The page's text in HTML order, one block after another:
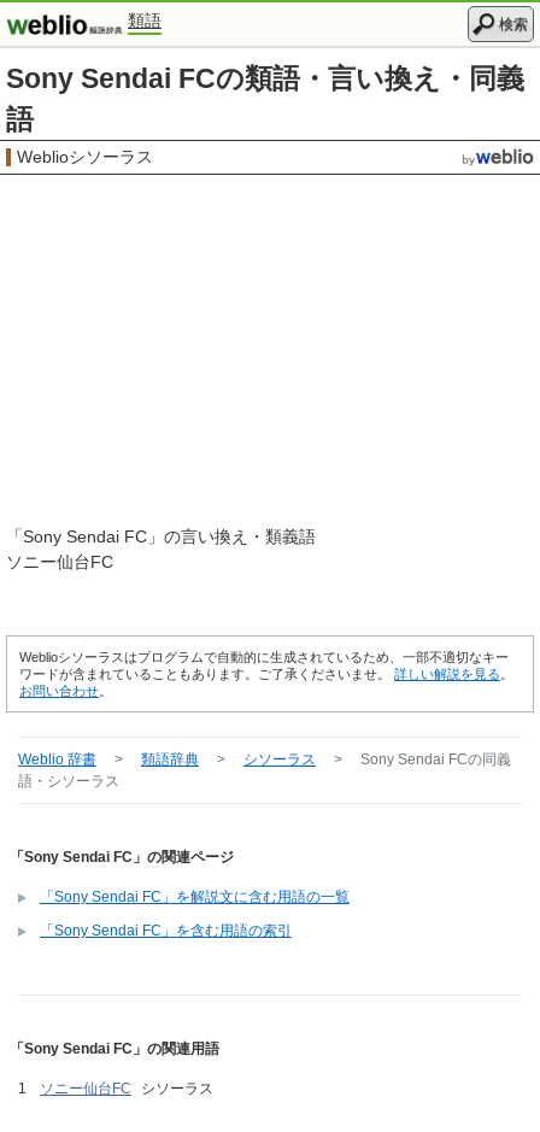
類語 検索
Sony Sendai FCの類語・言い換え・同義
語
Weblioシソーラス
「Sony Sendai FC 」の言い換え・類義語
ソニー仙台FC
Weblioシソーラスはプログラムで自動的に生成されているため、一部不適切なキー
ワードが含まれていることもあります。ご了承くださいませ。 詳しい解説を見る
お問い合わせ
Weblio 辞書 > 類語辞典 > シソーラス > Sony Sendai FCの同義
語・シソーラス
「Sony Sendai FC」の関連ページ
「Sony Sendai FC」を解説文に含む用語の一覧
「Sony Sendai FC」を含む用語の索引
「Sony Sendai FC」の関連用語
ソニー仙台FC シソーラス